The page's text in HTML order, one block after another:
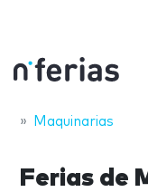
Maquinarias
Ferias de